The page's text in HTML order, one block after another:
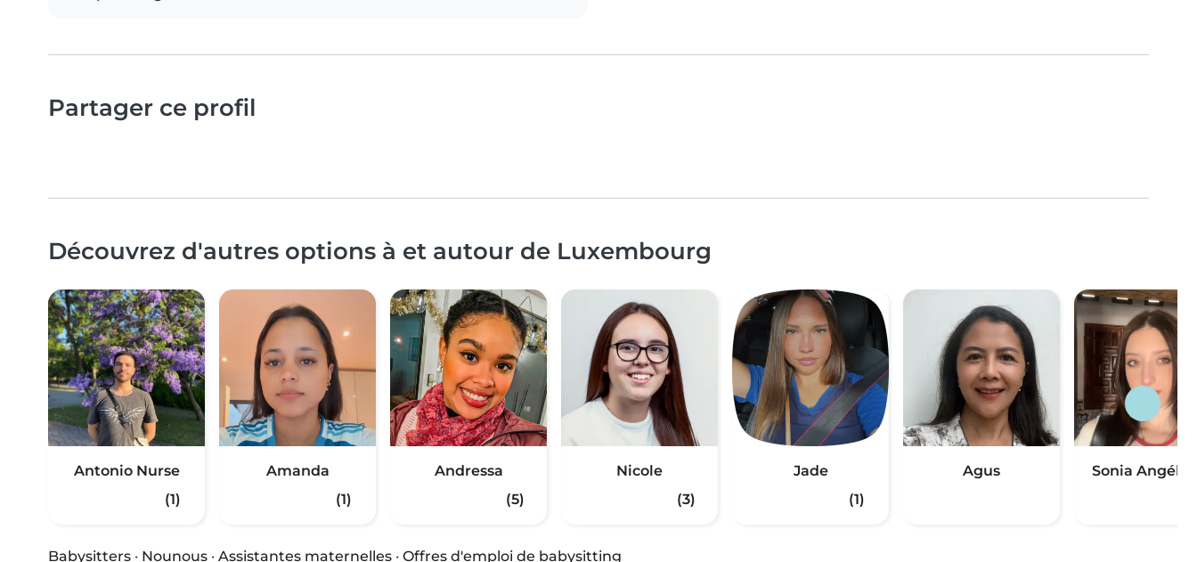
Partager ce profil
Découvrez d'autres options à et autour de Luxembourg
Antonio Nurse
(1)
Amanda
(1)
Andressa
(5)
Nicole
(3)
Jade
(1)
Agus Sonia
Babysitters · Nounous · Assistantes maternelles · Offres d'emploi de babysitting